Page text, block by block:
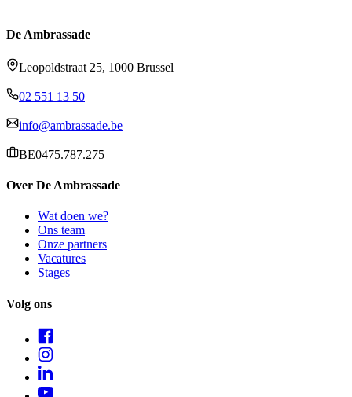
De Ambrassade
Leopoldstraat 25, 1000 Brussel
02 551 13 50
info@ambrassade.be
BE0475.787.275
Over De Ambrassade
Wat doen we?
Ons team
Onze partners
Vacatures
Stages
Volg ons